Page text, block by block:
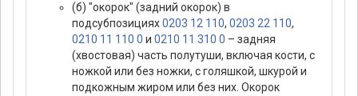
(б) "окорок" (задний окорок) в
подсубпозициях0203 12 110, 0203 22 110,
0210 11 110 0 и 0210 11 310 0 – задняя
(хвостовая) часть полутуши, включая кости, с
ножкой или без ножки, с голяшкой, шкурой и
подкожным жиром или без них. Окорок